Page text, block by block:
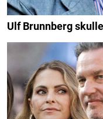
Ulf Brunnberg